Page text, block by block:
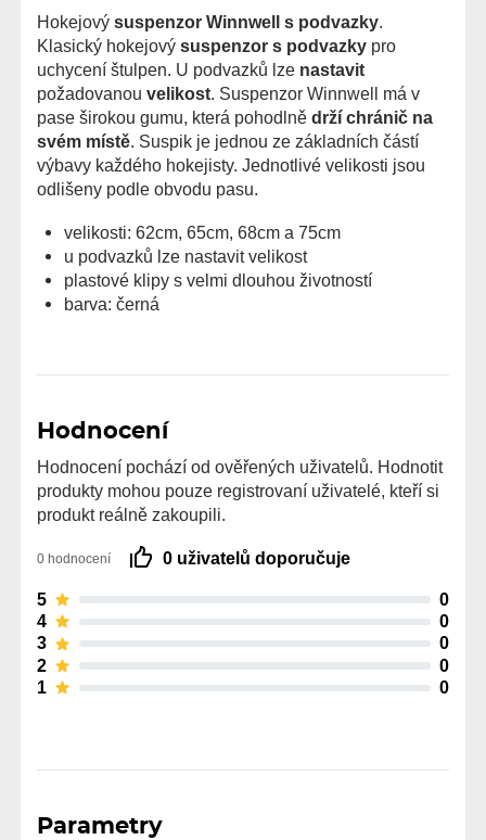
Hokejový suspenzor Winnwell s podvazky.
Klasický hokejový suspenzor s podvazky pro
uchycení štulpen. U podvazků lze nastavit
požadovanou velikost. Suspenzor Winnwell má v
pase širokou gumu, která pohodlně drží chránič na
svém místě. Suspik je jednou ze základních částí
výbavy každého hokejisty. Jednotlivé velikosti jsou
odlišeny podle obvodu pasu.
velikosti: 62cm, 65cm, 68cm a 75cm
u podvazků lze nastavit velikost
plastové klipy s velmi dlouhou životností
barva: černá
Hodnocení
Hodnocení pochází od ověřených uživatelů. Hodnotit
produkty mohou pouze registrovaní uživatelé, kteří si
produkt reálně zakoupili.
0 hodnocení 0 uživatelů doporučuje
5
0
4
0
3
0
2
0
1
0
Parametry